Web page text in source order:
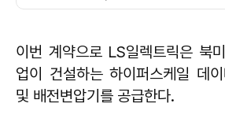
이번 계약으로 LS일렉트릭은 북
업이 건설하는 하이퍼스케일 데
및 배전변압기를 공급한다.